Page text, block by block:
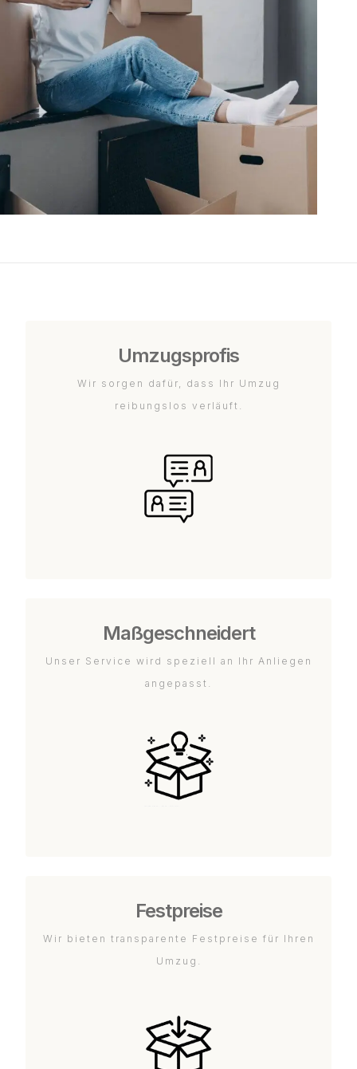
Umzugsprofis
Wir sorgen dafür, dass Ihr Umzug
reibungslos verläuft.
Maßgeschneidert
Unser Service wird speziell an Ihr Anliegen
angepasst.
Festpreise
Wir bieten transparente Festpreise für Ihren
Umzug.